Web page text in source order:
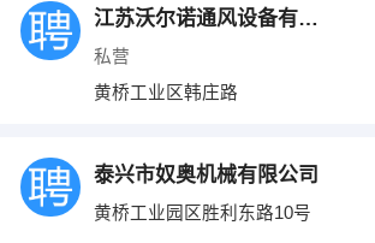
江苏沃尔诺通风设备有限公司
私营
黄桥工业区韩庄路
泰兴市奴奥机械有限公司
黄桥工业园区胜利东路10号